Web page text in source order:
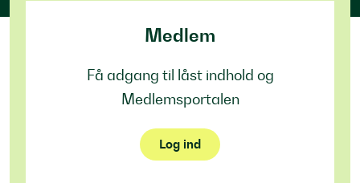
Medlem
Få adgang til låst indhold og
Medlemsportalen
Log ind